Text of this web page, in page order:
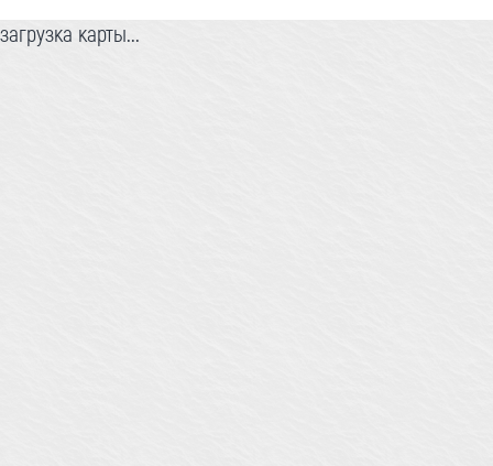
загрузка карты...